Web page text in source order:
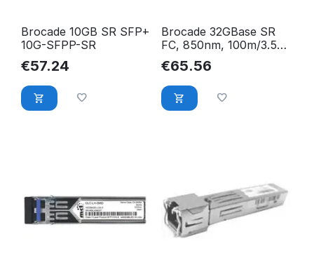
Brocade 10GB SR SFP+
10G-SFPP-SR
€57.24
Brocade 32GBase SR
FC, 850nm, 100m/3.5
SFP XBR-000412
€65.56